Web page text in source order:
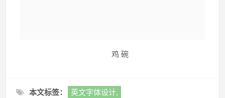
鸡 碗
本文标签： 英文字体设计,